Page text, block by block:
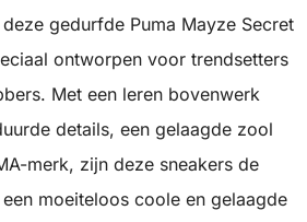
gedurfde Puma Mayze Secret
ontworpen voor trendsetters
Met een leren bovenwerk
details, een gelaagde zool
merk, zijn deze sneakers de
moeiteloos coole en gelaagde